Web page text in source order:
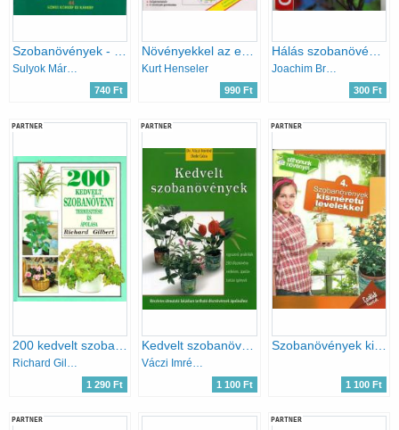
Sulyok Mária · Kecskés Tibor
740 Ft
Kurt Henseler
990 Ft
Hálás szobanövények (Csináld magad)
Joachim Breschke
300 Ft
PARTNER
1 290 Ft
PARTNER
1 100 Ft
PARTNER
Szobanövények kisméretű levelekkel - Családi füzetek - 4.
1 100 Ft
PARTNER PARTNER